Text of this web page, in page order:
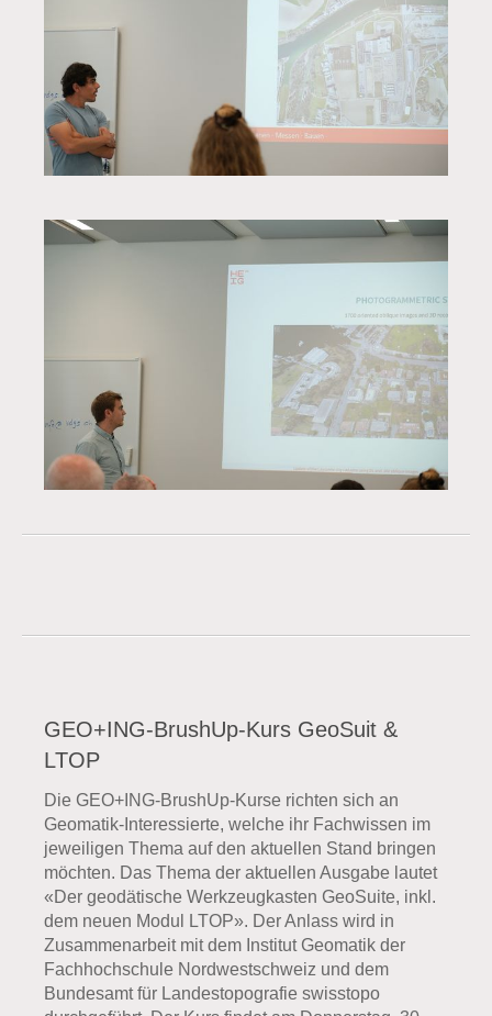
GEO+ING-BrushUp-Kurs GeoSuit &
LTOP
Die GEO+ING-BrushUp-Kurse richten sich an
Geomatik-Interessierte, welche ihr Fachwissen im
jeweiligen Thema auf den aktuellen Stand bringen
möchten. Das Thema der aktuellen Ausgabe lautet
«Der geodätische Werkzeugkasten GeoSuite, inkl.
dem neuen Modul LTOP». Der Anlass wird in
Zusammenarbeit mit dem Institut Geomatik der
Fachhochschule Nordwestschweiz und dem
Bundesamt für Landestopografie swisstopo